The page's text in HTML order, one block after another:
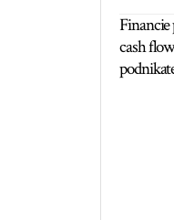
Financie
cash